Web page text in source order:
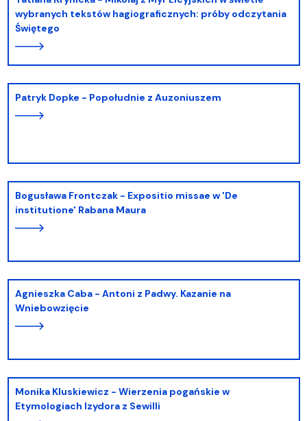
wybranych tekstów hagiograficznych: próby odczytania
Świętego
Patryk Dopke - Popołudnie z Auzoniuszem
Bogusława Frontczak - Expositio missae w 'De
institutione' Rabana Maura
Agnieszka Caba - Antoni z Padwy. Kazanie na
Wniebowzięcie
Monika Kluskiewicz - Wierzenia pogańskie w
Etymologiach Izydora z Sewilli